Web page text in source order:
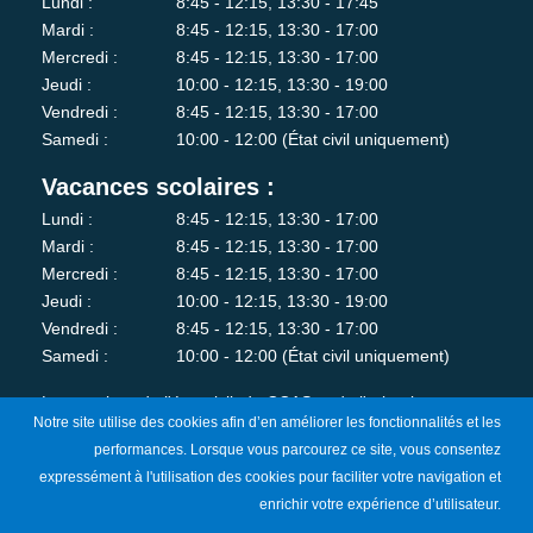
Mardi :
8:45 - 12:15, 13:30 - 17:00
Mercredi :
8:45 - 12:15, 13:30 - 17:00
Jeudi :
10:00 - 12:15, 13:30 - 19:00
Vendredi :
8:45 - 12:15, 13:30 - 17:00
Samedi :
10:00 - 12:00 (État civil uniquement)
Vacances scolaires :
Lundi :
8:45 - 12:15, 13:30 - 17:00
Mardi :
8:45 - 12:15, 13:30 - 17:00
Mercredi :
8:45 - 12:15, 13:30 - 17:00
Jeudi :
10:00 - 12:15, 13:30 - 19:00
Vendredi :
8:45 - 12:15, 13:30 - 17:00
Samedi :
10:00 - 12:00 (État civil uniquement)
Les services de l'état-civil, du CCAS et de l'urbanisme sont
fermés au public le lundi matin.
Je m'abonne à la newsletter
Notre site utilise des cookies afin d’en améliorer les fonctionnalités et les
performances. Lorsque vous parcourez ce site, vous consentez
expressément à l'utilisation des cookies pour faciliter votre navigation et
enrichir votre expérience d’utilisateur.